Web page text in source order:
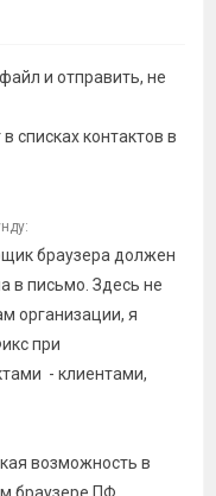
и отправить, не
списках контактов в
браузера должен
в письмо. Здесь не
организации, я
при
- клиентами,
возможность в